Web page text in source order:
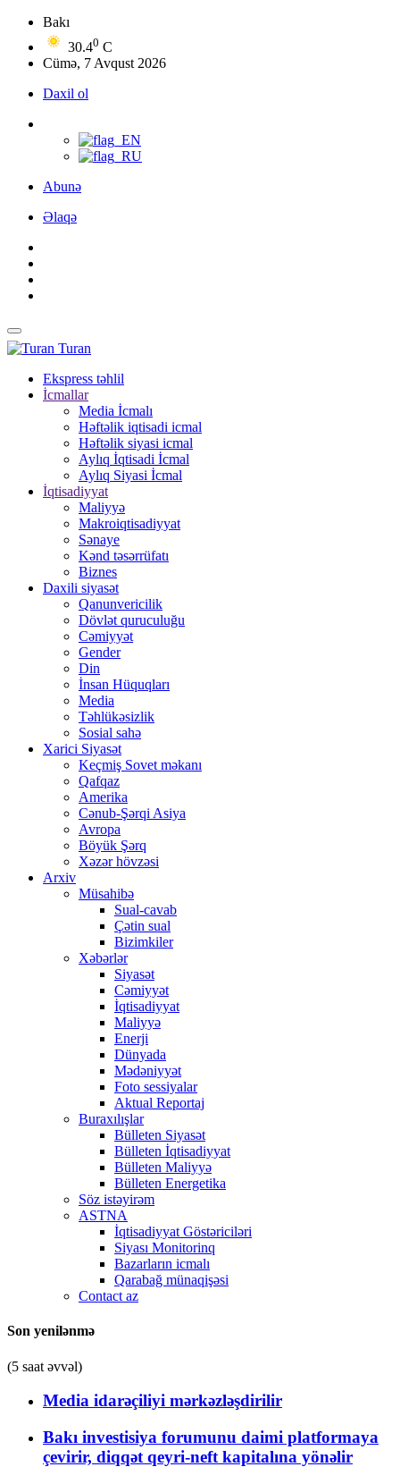
Bakı
30.40 C
Cümə, 7 Avqust 2026
Daxil ol
Abunə
Əlaqə
Turan
Ekspress təhlil
İcmallar
Media İcmalı
Həftəlik iqtisadi icmal
Həftəlik siyasi icmal
Aylıq İqtisadi İcmal
Aylıq Siyasi İcmal
İqtisadiyyat
Maliyyə
Makroiqtisadiyyat
Sənaye
Kənd təsərrüfatı
Biznes
Daxili siyasət
Qanunvericilik
Dövlət quruculuğu
Cəmiyyət
Gender
Din
İnsan Hüquqları
Media
Təhlükəsizlik
Sosial sahə
Xarici Siyasət
Keçmiş Sovet məkanı
Qafqaz
Amerika
Cənub-Şərqi Asiya
Avropa
Böyük Şərq
Xəzər hövzəsi
Arxiv
Müsahibə
Sual-cavab
Çətin sual
Bizimkiler
Xəbərlər
Siyasət
Cəmiyyət
İqtisadiyyat
Maliyyə
Enerji
Dünyada
Mədəniyyət
Foto sessiyalar
Aktual Reportaj
Buraxılışlar
Bülleten Siyasət
Bülleten İqtisadiyyat
Bülleten Maliyyə
Bülleten Energetika
Söz istəyirəm
ASTNA
İqtisadiyyat Göstəriciləri
Siyası Monitorinq
Bazarların icmalı
Qarabağ münaqişəsi
Contact az
Son yenilənmə
(5 saat əvvəl)
Media idarəçiliyi mərkəzləşdirilir
Bakı investisiya forumunu daimi platformaya
çevirir, diqqət qeyri-neft kapitalına yönəlir